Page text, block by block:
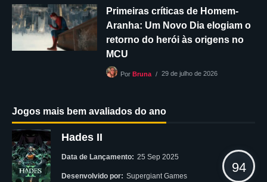
Primeiras críticas de Homem-
Aranha: Um Novo Dia elogiam o
retorno do herói às origens no
MCU
Por Bruna 29 de julho de 2026
Jogos mais bem avaliados do ano
Hades II
Data de Lançamento: 25 Sep 2025
Desenvolvido por: Supergiant Games
94